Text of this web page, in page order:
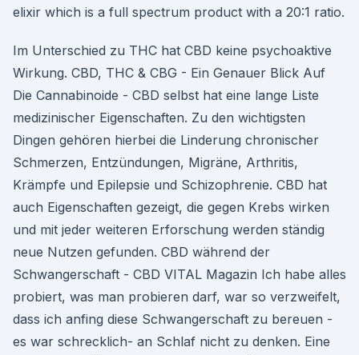
elixir which is a full spectrum product with a 20:1 ratio.
Im Unterschied zu THC hat CBD keine psychoaktive
Wirkung. CBD, THC & CBG - Ein Genauer Blick Auf
Die Cannabinoide - CBD selbst hat eine lange Liste
medizinischer Eigenschaften. Zu den wichtigsten
Dingen gehören hierbei die Linderung chronischer
Schmerzen, Entzündungen, Migräne, Arthritis,
Krämpfe und Epilepsie und Schizophrenie. CBD hat
auch Eigenschaften gezeigt, die gegen Krebs wirken
und mit jeder weiteren Erforschung werden ständig
neue Nutzen gefunden. CBD während der
Schwangerschaft - CBD VITAL Magazin Ich habe alles
probiert, was man probieren darf, war so verzweifelt,
dass ich anfing diese Schwangerschaft zu bereuen -
es war schrecklich- an Schlaf nicht zu denken. Eine